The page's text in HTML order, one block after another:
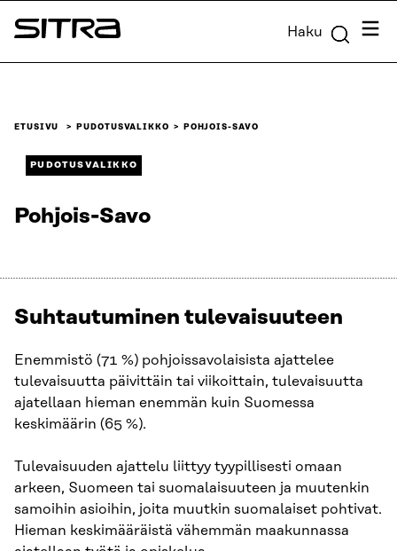
Siirry
suoraan
Sitra Haku
ETUSIVU PUDOTUSVALIKKO POHJOIS-SAVO
PUDOTUSVALIKKO
Pohjois-Savo
Suhtautuminen tulevaisuuteen
Enemmistö (71 %) pohjoissavolaisista ajattelee
tulevaisuutta päivittäin tai viikoittain, tulevaisuutta
ajatellaan hieman enemmän kuin Suomessa
keskimäärin (65 %).
Tulevaisuuden ajattelu liittyy tyypillisesti omaan
arkeen, Suomeen tai suomalaisuuteen ja muutenkin
samoihin asioihin, joita muutkin suomalaiset pohtivat.
Hieman keskimääräistä vähemmän maakunnassa